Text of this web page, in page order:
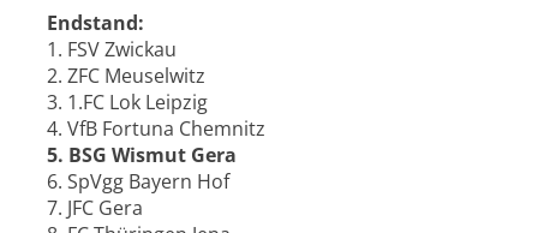
Endstand:
1. FSV Zwickau
2. ZFC Meuselwitz
3. 1.FC Lok Leipzig
4. VfB Fortuna Chemnitz
5. BSG Wismut Gera
6. SpVgg Bayern Hof
7. JFC Gera